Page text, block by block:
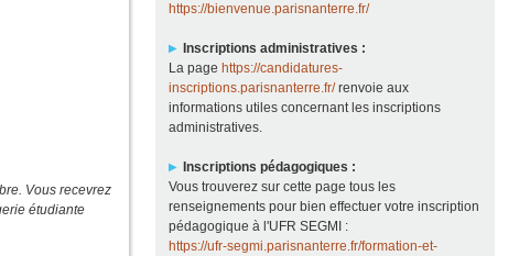
Vous recevrez
étudiante
https://bienvenue.parisnanterre.fr/
Inscriptions administratives :
La page https://candidatures-
inscriptions.parisnanterre.fr/renvoie aux
informations utiles concernant les inscriptions
administratives.
Inscriptions pédagogiques :
Vous trouverez sur cette page tous les
renseignements pour bien effectuer votre inscription
pédagogique à l'UFR SEGMI :
https://ufr-segmi.parisnanterre.fr/formation-et-